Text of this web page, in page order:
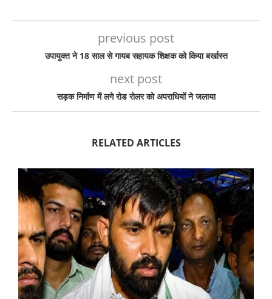
previous post
उपायुक्त ने 18 साल से गायब सहायक शिक्षक को किया बर्खास्त
next post
सड़क निर्माण में लगे रोड रोलर को अपराधियों ने जलाया
RELATED ARTICLES